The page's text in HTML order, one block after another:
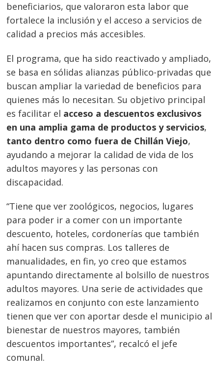
beneficiarios, que valoraron esta labor que
fortalece la inclusión y el acceso a servicios de
calidad a precios más accesibles.
El programa, que ha sido reactivado y ampliado,
se basa en sólidas alianzas público-privadas que
buscan ampliar la variedad de beneficios para
quienes más lo necesitan. Su objetivo principal
es facilitar el acceso a descuentos exclusivos
en una amplia gama de productos y servicios,
tanto dentro como fuera de Chillán Viejo,
ayudando a mejorar la calidad de vida de los
adultos mayores y las personas con
discapacidad.
“Tiene que ver zoológicos, negocios, lugares
para poder ir a comer con un importante
descuento, hoteles, cordonerías que también
ahí hacen sus compras. Los talleres de
manualidades, en fin, yo creo que estamos
apuntando directamente al bolsillo de nuestros
adultos mayores. Una serie de actividades que
realizamos en conjunto con este lanzamiento
tienen que ver con aportar desde el municipio al
bienestar de nuestros mayores, también
descuentos importantes”, recalcó el jefe
comunal.
Navegación
de
entradas